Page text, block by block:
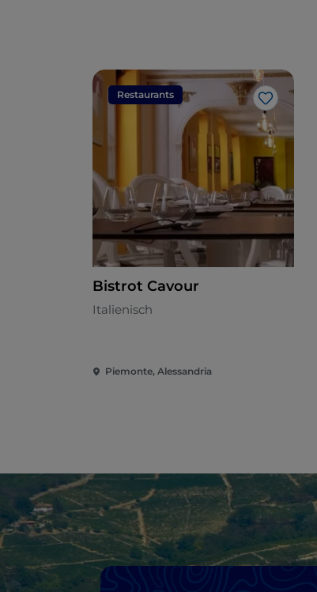
Restaurants
Like
Bistrot Cavour
Italienisch
Piemonte, Alessandria